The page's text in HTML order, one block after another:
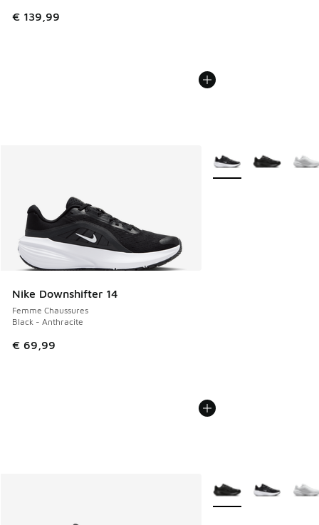
€ 139,99
Nike Downshifter 14
Femme Chaussures
Black - Anthracite
€ 69,99
Plus de couleurs
Plus de couleurs